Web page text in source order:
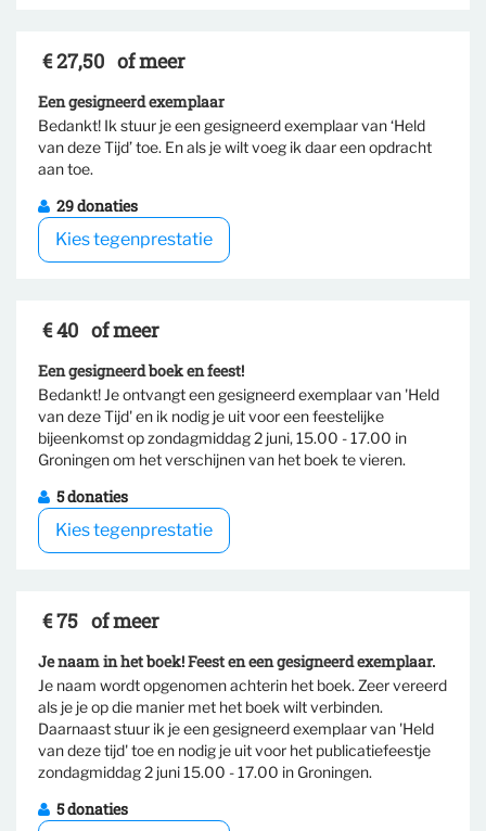
€ 27,50 of meer
Een gesigneerd exemplaar
Bedankt! Ik stuur je een gesigneerd exemplaar van ‘Held
van deze Tijd’ toe. En als je wilt voeg ik daar een opdracht
aan toe.
29 donaties
Kies tegenprestatie
Selecteer tegenprestatie
€ 40 of meer
Een gesigneerd boek en feest!
Bedankt! Je ontvangt een gesigneerd exemplaar van 'Held
van deze Tijd' en ik nodig je uit voor een feestelijke
bijeenkomst op zondagmiddag 2 juni, 15.00 - 17.00 in
Groningen om het verschijnen van het boek te vieren.
5 donaties
Kies tegenprestatie
Selecteer tegenprestatie
€ 75 of meer
Je naam in het boek! Feest en een gesigneerd exemplaar.
Je naam wordt opgenomen achterin het boek. Zeer vereerd
als je je op die manier met het boek wilt verbinden.
Daarnaast stuur ik je een gesigneerd exemplaar van 'Held
van deze tijd' toe en nodig je uit voor het publicatiefeestje
zondagmiddag 2 juni 15.00 - 17.00 in Groningen.
5 donaties
Selecteer tegenprestatie